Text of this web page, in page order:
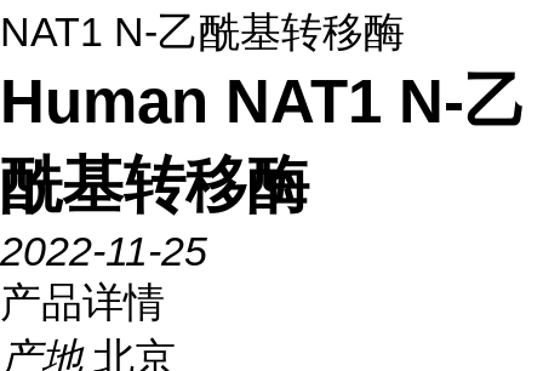
NAT1 N-乙酰基转移酶
Human NAT1 N-乙
酰基转移酶
2022-11-25
产品详情
产地 北京